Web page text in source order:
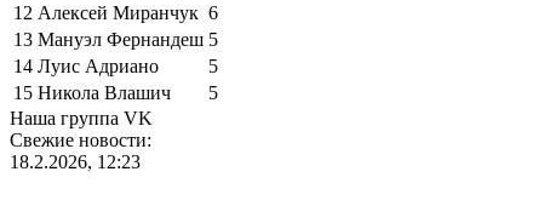
12 Алексей Миранчук 6
13 Мануэл Фернандеш 5
14 Луис Адриано
5
15 Никола Влашич
5
Наша группа VK
Свежие новости:
18.2.2026, 12:23